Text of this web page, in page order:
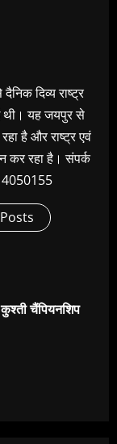
दिव्य राष्ट्र
थी। यह जयपुर से
है और राष्ट्र एवं
कर रहा है। संपर्क
चैंपियनशिप